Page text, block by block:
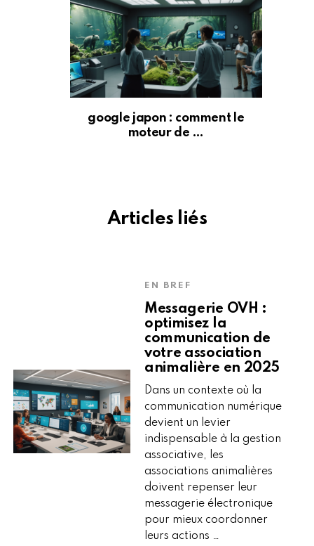
google japon : comment le
moteur de …
Articles liés
EN BREF
Messagerie OVH :
optimisez la
communication de
votre association
animalière en 2025
Dans un contexte où la
communication numérique
devient un levier
indispensable à la gestion
associative, les
associations animalières
doivent repenser leur
messagerie électronique
pour mieux coordonner
leurs actions …